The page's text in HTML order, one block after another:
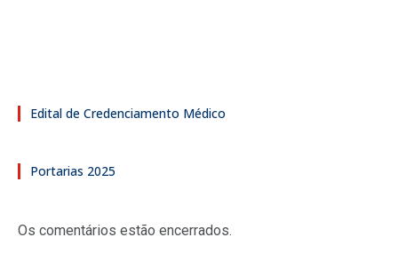
Edital de Credenciamento Médico
Portarias 2025
Os comentários estão encerrados.